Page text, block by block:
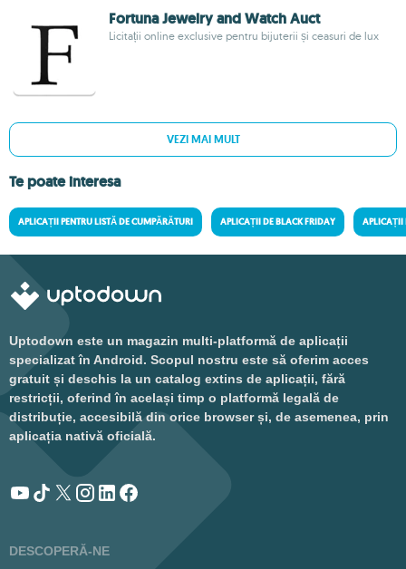
Fortuna Jewelry and Watch Auct
Licitații online exclusive pentru bijuterii și ceasuri de lux
VEZI MAI MULT
Te poate interesa
APLICAȚII PENTRU LISTĂ DE CUMPĂRĂTURI APLICAȚII DE BLACK FRIDAY APLICAȚII
Uptodown este un magazin multi-platformă de aplicații
specializat în Android. Scopul nostru este să oferim acces
gratuit și deschis la un catalog extins de aplicații, fără
restricții, oferind în același timp o platformă legală de
distribuție, accesibilă din orice browser și, de asemenea, prin
aplicația nativă oficială.
DESCOPERĂ-NE